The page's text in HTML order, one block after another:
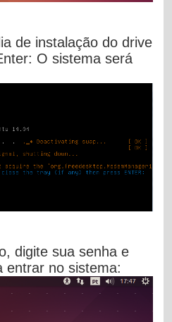
de instalação do drive
: O sistema será
digite sua senha e
entrar no sistema: